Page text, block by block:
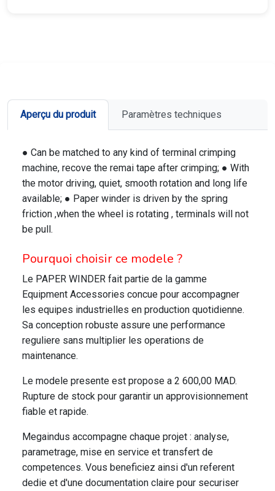
Aperçu du produit Paramètres techniques
● Can be matched to any kind of terminal crimping
machine, recove the remai tape after crimping; ● With
the motor driving, quiet, smooth rotation and long life
available; ● Paper winder is driven by the spring
friction ,when the wheel is rotating , terminals will not
be pull.
Pourquoi choisir ce modele ?
Le PAPER WINDER fait partie de la gamme
Equipment Accessories concue pour accompagner
les equipes industrielles en production quotidienne.
Sa conception robuste assure une performance
reguliere sans multiplier les operations de
maintenance.
Le modele presente est propose a 2 600,00 MAD.
Rupture de stock pour garantir un approvisionnement
fiable et rapide.
Megaindus accompagne chaque projet : analyse,
parametrage, mise en service et transfert de
competences. Vous beneficiez ainsi d'un referent
dedie et d'une documentation claire pour securiser